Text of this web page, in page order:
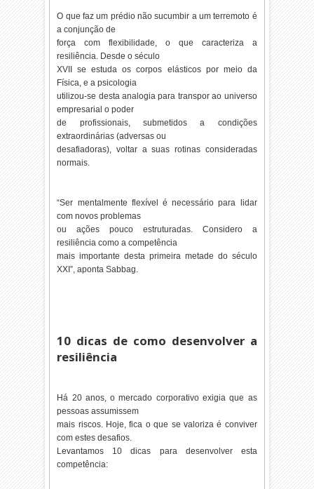
O que faz um prédio não sucumbir a um terremoto é
a conjunção de
força com flexibilidade, o que caracteriza a
resiliência. Desde o século
XVII se estuda os corpos elásticos por meio da
Física, e a psicologia
utilizou-se desta analogia para transpor ao universo
empresarial o poder
de profissionais, submetidos a condições
extraordinárias (adversas ou
desafiadoras), voltar a suas rotinas consideradas
normais.
“Ser mentalmente flexível é necessário para lidar
com novos problemas
ou ações pouco estruturadas. Considero a
resiliência como a competência
mais importante desta primeira metade do século
XXI”, aponta Sabbag.
10 dicas de como desenvolver a
resiliência
Há 20 anos, o mercado corporativo exigia que as
pessoas assumissem
mais riscos. Hoje, fica o que se valoriza é conviver
com estes desafios.
Levantamos 10 dicas para desenvolver esta
competência: